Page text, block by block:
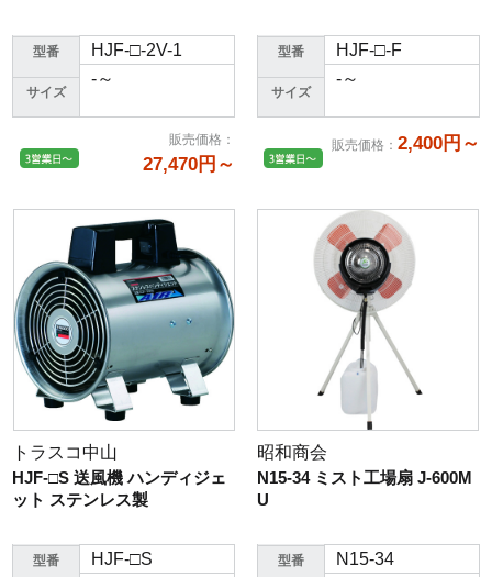
型番 HJF-□-2V-1
サイズ
-～
販売価格 ：
27,470円～
型番 HJF-□-F
サイズ
-～
販売価格 ： 2,400円～
トラスコ中山
HJF-□S 送風機 ハンディジェ
ット ステンレス製
型番 HJF-□S
昭和商会
N15-34 ミスト工場扇 J-600M
U
型番 N15-34